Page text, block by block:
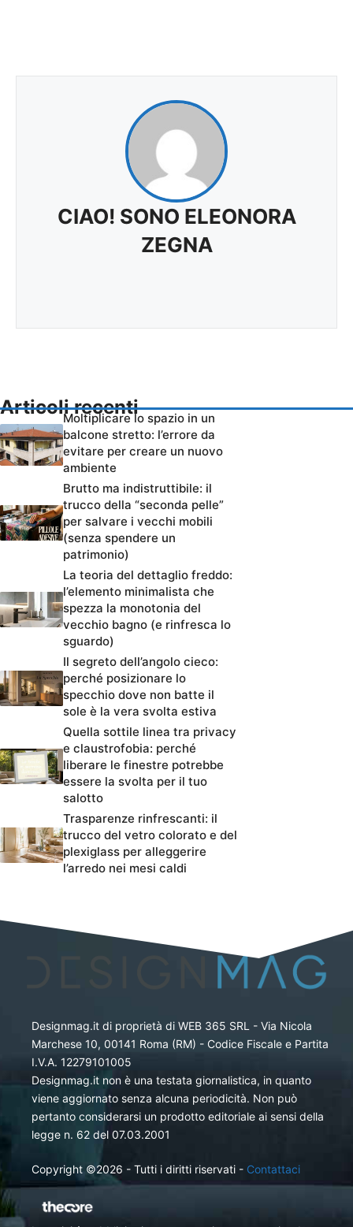
CIAO! SONO ELEONORA
ZEGNA
Articoli recenti
Moltiplicare lo spazio in un
balcone stretto: l’errore da
evitare per creare un nuovo
ambiente
Brutto ma indistruttibile: il
trucco della “seconda pelle”
per salvare i vecchi mobili
(senza spendere un
patrimonio)
La teoria del dettaglio freddo:
l’elemento minimalista che
spezza la monotonia del
vecchio bagno (e rinfresca lo
sguardo)
Il segreto dell’angolo cieco:
perché posizionare lo
specchio dove non batte il
sole è la vera svolta estiva
Quella sottile linea tra privacy
e claustrofobia: perché
liberare le finestre potrebbe
essere la svolta per il tuo
salotto
Trasparenze rinfrescanti: il
trucco del vetro colorato e del
plexiglass per alleggerire
l’arredo nei mesi caldi
Designmag.it di proprietà di WEB 365 SRL - Via Nicola
Marchese 10, 00141 Roma (RM) - Codice Fiscale e Partita
I.V.A. 12279101005
Designmag.it non è una testata giornalistica, in quanto
viene aggiornato senza alcuna periodicità. Non può
pertanto considerarsi un prodotto editoriale ai sensi della
legge n. 62 del 07.03.2001
Copyright ©2026 - Tutti i diritti riservati - Contattaci